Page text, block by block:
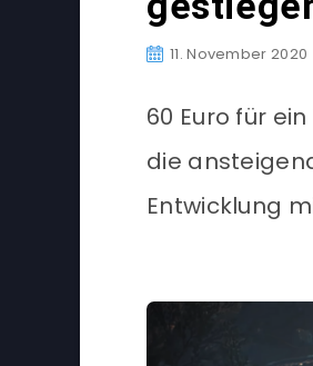
11. November 2020
60 Euro für
die
Entwicklung